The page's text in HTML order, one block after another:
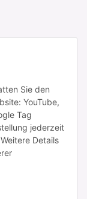
Sie den
YouTube,
Tag
jederzeit
Details